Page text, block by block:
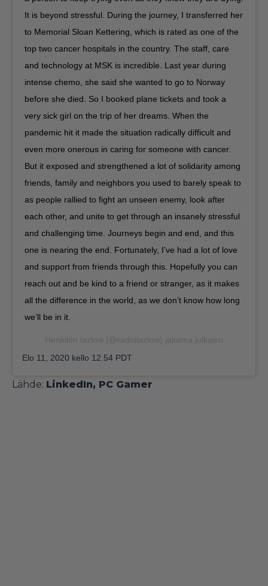
It is beyond stressful. During the journey, I transferred her
to Memorial Sloan Kettering, which is rated as one of the
top two cancer hospitals in the country. The staff, care
and technology at MSK is incredible. Last year during
intense chemo, she said she wanted to go to Norway
before she died. So I booked plane tickets and took a
very sick girl on the trip of her dreams. When the
pandemic hit it made the situation radically difficult and
even more onerous in caring for someone with cancer.
But it exposed and strengthened a lot of solidarity among
friends, family and neighbors you used to barely speak to
as people rallied to fight an unseen enemy, look after
each other, and unite to get through an insanely stressful
and challenging time. Journeys begin and end, and this
one is nearing the end. Fortunately, I’ve had a lot of love
and support from friends through this. Hopefully you can
reach out and be kind to a friend or stranger, as it makes
all the difference in the world, as we don’t know how long
we’ll be in it.
Henkilön lazlow (@radiolazlow) jakama julkaisu
Elo 11, 2020 kello 12.54 PDT
Lähde: LinkedIn, PC Gamer